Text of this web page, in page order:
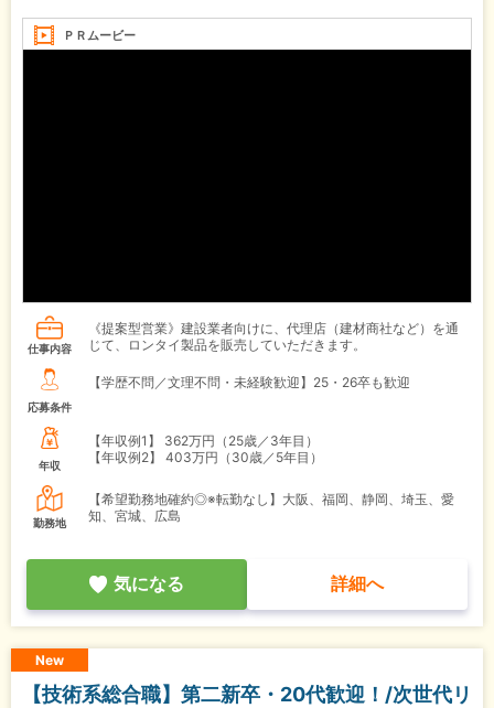
ＰＲムービー
仕事内容
《提案型営業》建設業者向けに、代理店（建材商社など）を通
じて、ロンタイ製品を販売していただきます。
応募条件
【学歴不問／文理不問・未経験歓迎】25・26卒も歓迎
年収
【年収例1】
362万円（25歳／3年目）
【年収例2】
403万円（30歳／5年目）
勤務地
【希望勤務地確約◎※転勤なし】大阪、福岡、静岡、埼玉、愛
知、宮城、広島
気になる 詳細へ
New
【技術系総合職】第二新卒・20代歓迎！/次世代リ